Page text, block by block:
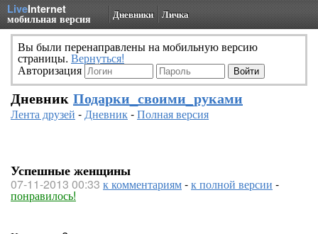
LiveInternet
мобильная версия Дневники Личка
Вы были перенаправлены на мобильную версию
страницы. Вернуться!
Авторизация
Дневник Подарки_своими_руками
Лента друзей -Дневник-Полная версия
Успешные женщины
07-11-2013 00:33 к комментариям-к полной версии -
понравилось!